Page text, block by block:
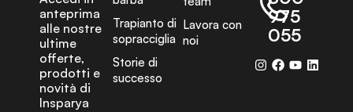
anteprima
alle nostre
ultime
offerte,
prodotti e
novità di
Insparya
Trapianto di
sopracciglia
Storie di
successo
Lavora con
noi
975
055